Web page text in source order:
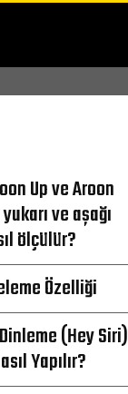
Up ve Aroon
ve aşağı
ölçülür?
Özelliği
(Hey Siri)
Yapılır?